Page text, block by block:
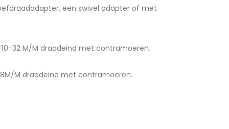
en
Compressieplaten met een diameter van 51 mm en
ontsnappen
een swivel adapter of met
32 M/M draadeind met contramoeren.
M draadeind met contramoeren.